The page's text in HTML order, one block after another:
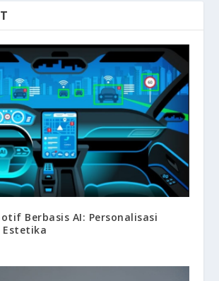
Berbasis AI: Personalisasi
Estetika